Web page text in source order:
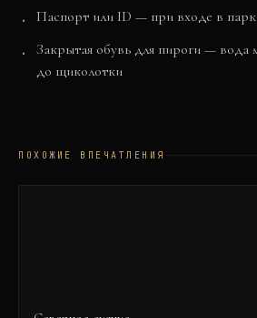
Паспорт или ID — при входе в
Закрытая обувь для пироги — вода
до щиколотки
ПОХОЖИЕ ВПЕЧАТЛЕНИЯ